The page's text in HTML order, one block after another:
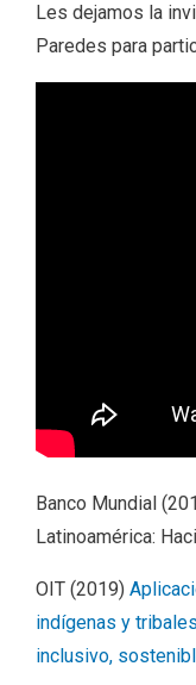
Les dejamos la
Paredes para
Banco Mundial
Latinoamérica:
OIT (2019)
indígenas y
inclusivo,